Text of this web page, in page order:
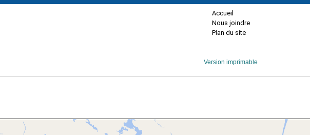
Accueil
Nous joindre
Plan du site
Version imprimable